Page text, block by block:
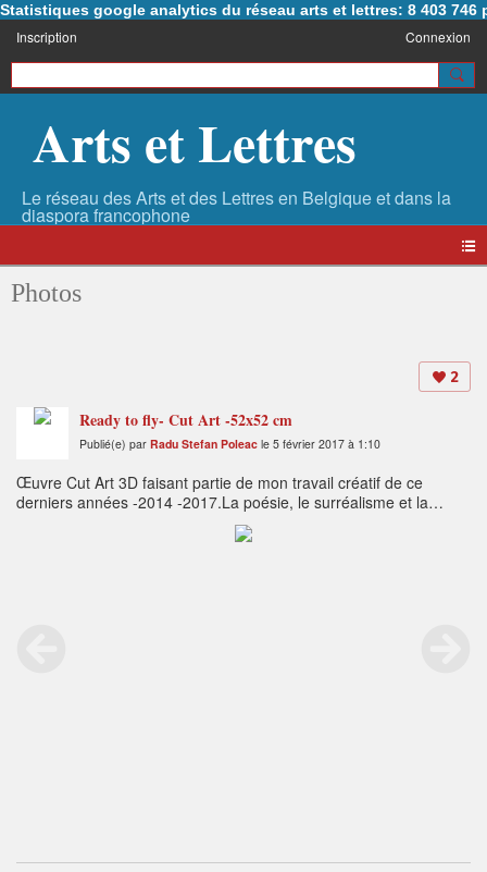
Statistiques google analytics du réseau arts et lettres: 8 403 746
Inscription Connexion
Arts et Lettres
Photos
2
Ready to fly- Cut Art -52x52 cm
Publié(e) par Radu Stefan Poleac le 5 février 2017 à 1:10
Œuvre Cut Art 3D faisant partie de mon travail créatif de ce
derniers années -2014 -2017.La poésie, le surréalisme et la
fantaisie sont au rendez-vous.Inspiration indirecte de l'art de
paper-cut chinois ou des dessins animés de Michel Ocelot.Enjoy